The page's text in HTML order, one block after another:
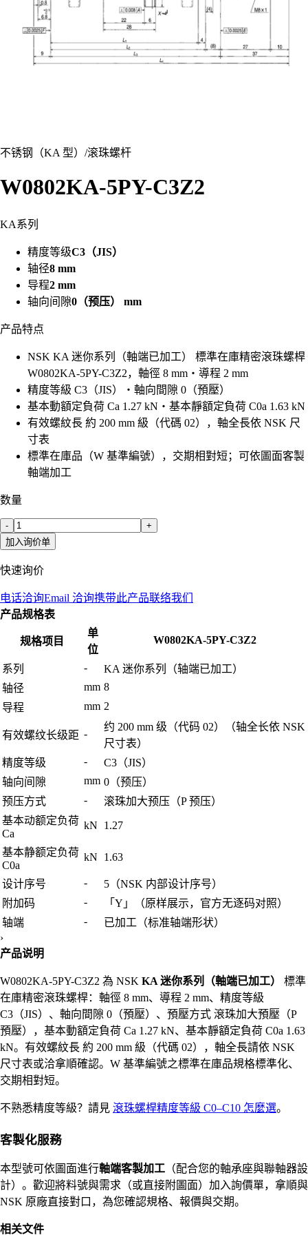
不锈钢（KA 型） /滚珠螺杆
W0802KA-5PY-C3Z2
KA系列
精度等级C3（JIS）
轴径8 mm
导程2 mm
轴向间隙0（预压） mm
产品特点
NSK KA 迷你系列（軸端已加工） 標準在庫精密滾珠螺桿
W0802KA-5PY-C3Z2，軸徑 8 mm・導程 2 mm
精度等級 C3（JIS）・軸向間隙 0（預壓）
基本動額定負荷 Ca 1.27 kN・基本靜額定負荷 C0a 1.63 kN
有效螺紋長 約 200 mm 級（代碼 02），軸全長依 NSK 尺
寸表
標準在庫品（W 基準編號），交期相對短；可依圖面客製
軸端加工
数量
-
+
加入询价单
快速询价
电话洽询Email 洽询携带此产品联络我们
产品规格表
规格项目
单
位
W0802KA-5PY-C3Z2
系列 -
KA 迷你系列（轴端已加工）
轴径
mm 8
导程
mm 2
有效螺纹长级距 -
约 200 mm 级（代码 02）（轴全长依 NSK
尺寸表）
精度等级
-
C3（JIS）
轴向间隙
mm 0（预压）
预压方式
-
滚珠加大预压（P 预压）
基本动额定负荷
Ca
kN 1.27
基本静额定负荷
C0a
kN 1.63
设计序号 -
5（NSK 内部设计序号）
附加码
-
「Y」（原样展示，官方无逐码对照）
轴端
-
已加工（标准轴端形状）
›
产品说明
W0802KA-5PY-C3Z2 為 NSK KA 迷你系列（軸端已加工）
標準
在庫精密滾珠螺桿：軸徑 8 mm、導程 2 mm、精度等級
C3（JIS）、軸向間隙 0（預壓）、預壓方式 滾珠加大預壓（P
預壓），基本動額定負荷 Ca 1.27 kN、基本靜額定負荷 C0a 1.63
kN。有效螺紋長 約 200 mm 級（代碼 02），軸全長請依 NSK
尺寸表或洽拿順確認。W 基準編號之標準在庫品規格標準化、
交期相對短。
不熟悉精度等級？請見 滾珠螺桿精度等級 C0–C10 怎麼選。
客製化服務
本型號可依圖面進行軸端客製加工 （配合您的軸承座與聯軸器設
計）。歡迎將料號與需求（或直接附圖面）加入詢價單，拿順與
NSK 原廠直接對口，為您確認規格、報價與交期。
相关文件